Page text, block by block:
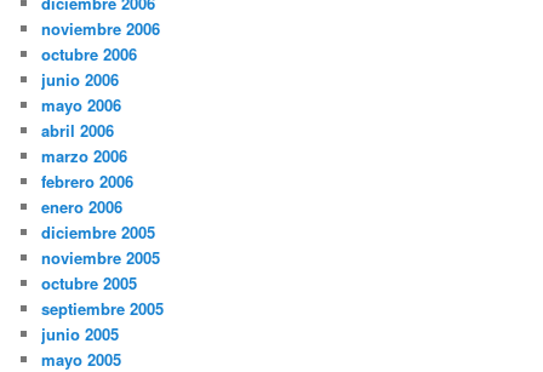
noviembre 2006
octubre 2006
junio 2006
mayo 2006
abril 2006
marzo 2006
febrero 2006
enero 2006
diciembre 2005
noviembre 2005
octubre 2005
septiembre 2005
junio 2005
mayo 2005